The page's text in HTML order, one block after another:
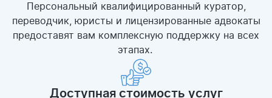
Персональный квалифицированный куратор,
переводчик, юристы и лицензированные адвокаты
предоставят вам комплексную поддержку на всех
этапах.
Доступная стоимость услуг